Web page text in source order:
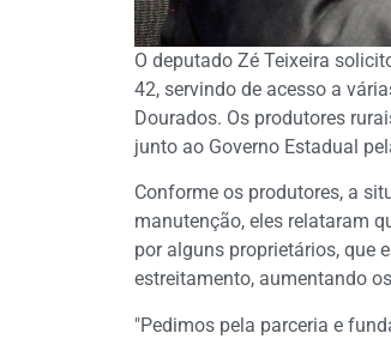
O deputado Zé Teixeira
42, servindo de acesso a
Dourados. Os produtores
junto ao Governo Estadual
Conforme os produtores, a
manutenção, eles relataram
por alguns proprietários, que
estreitamento, aumentando
"Pedimos pela parceria e